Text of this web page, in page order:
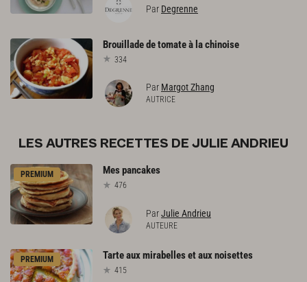
Par Degrenne
Brouilladedetomateà lachinoise
334
Par Margot Zhang
AUTRICE
LES AUTRES RECETTES DE JULIE ANDRIEU
PREMIUM Mespancakes
476
ParJulie Andrieu
AUTEURE
PREMIUM Tarteauxmirabellesetauxnoisettes
415